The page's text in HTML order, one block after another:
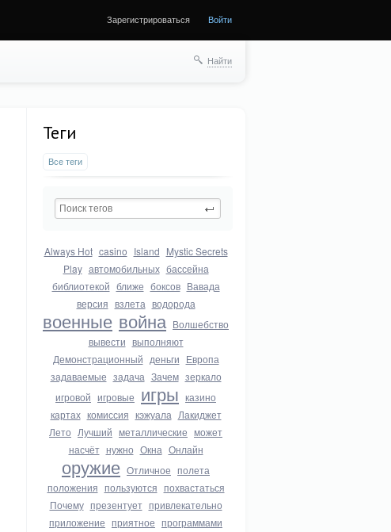
Зарегистрироваться Войти
Найти
Теги
Все теги
Always Hot casino Island Mystic Secrets
Play автомобильных бассейна
библиотекой ближе боксов Вавада
версия взлета водорода
военные война Волшебство
вывести выполняют
Демонстрационный деньги Европа
задаваемые задача Зачем зеркало
игровой игровые игры казино
картах комиссия кэжуала Лакиджет
Лето Лучший металлические может
насчёт нужно Окна Онлайн
оружие Отличное полета
положения пользуются похвастаться
Почему презентует привлекательно
приложение приятное программами